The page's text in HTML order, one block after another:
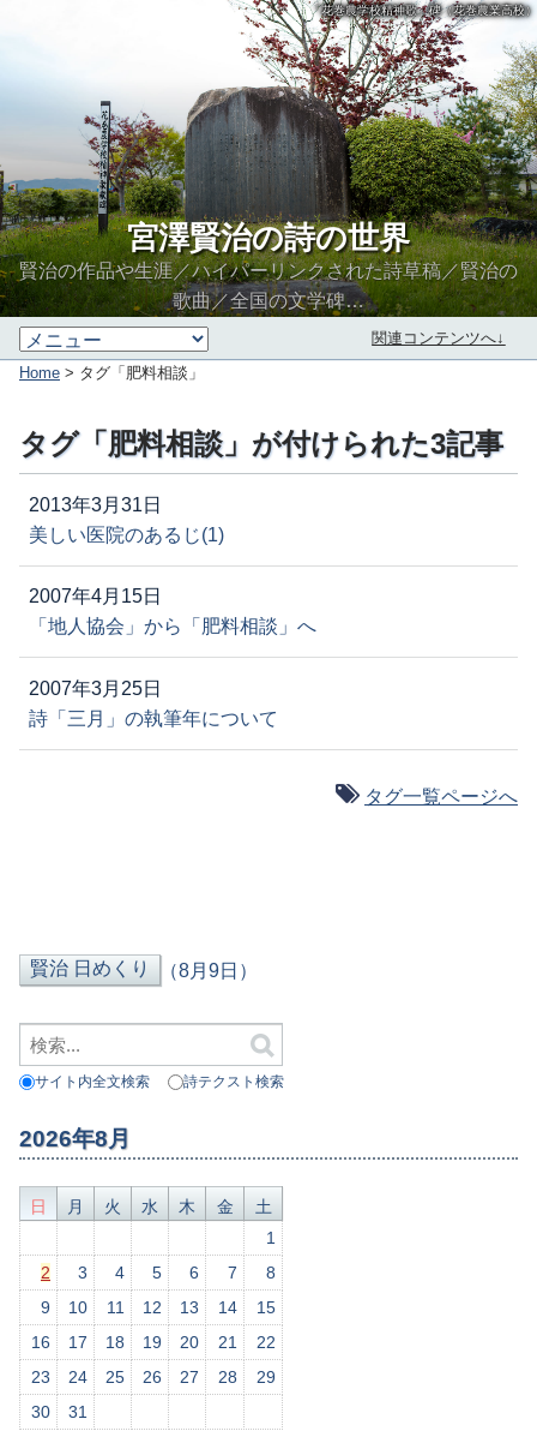
「花巻農学校精神歌」碑（花巻農業高校）
宮澤賢治の詩の世界
賢治の作品や生涯／ハイパーリンクされた詩草稿／賢治の
歌曲／全国の文学碑…
関連コンテンツへ↓
Home > タグ「肥料相談」
タグ「肥料相談」が付けられた3記事
2013年3月31日
美しい医院のあるじ(1)
2007年4月15日
「地人協会」から「肥料相談」へ
2007年3月25日
詩「三月」の執筆年について
タグ一覧ページへ
（8月9日）
サイト内全文検索 詩テクスト検索
2026年8月
日 月 火 水 木 金
土
1
2
3 4 5 6 7
8
9
10 11 12 13 14
15
16
17 18 19 20 21
22
23
24 25 26 27 28
29
30
31